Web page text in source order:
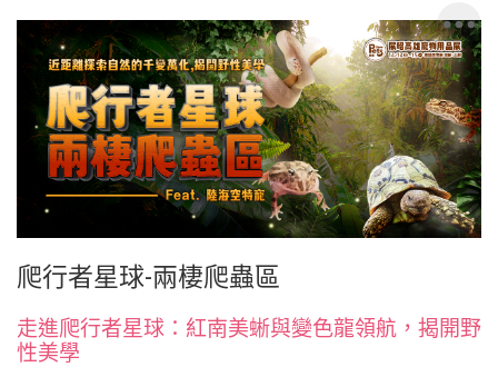
爬行者星球-兩棲爬蟲區
走進爬行者星球：紅南美蜥與變色龍領航，揭開野
性美學